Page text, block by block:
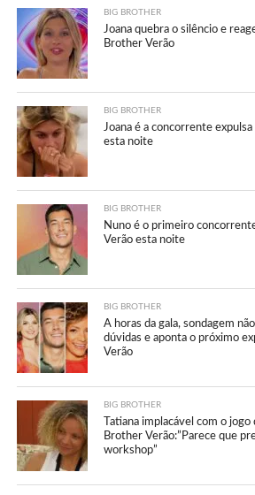
BIG BROTHER
Joana quebra o silêncio e
Brother Verão
BIG BROTHER
Joana é a concorrente
esta noite
BIG BROTHER
Nuno é o primeiro
Verão esta noite
BIG BROTHER
A horas da gala, sondagem
dúvidas e aponta o próximo
Verão
BIG BROTHER
Tatiana implacável com o jogo
Brother Verão:”Parece que
workshop”